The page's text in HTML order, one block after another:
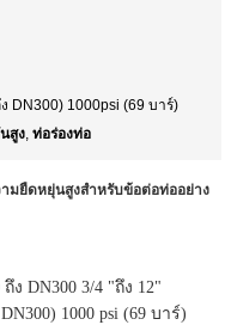
DN300) 1000psi (69 บาร์)
สูง, ท่อร่องท่อ
มยืดหยุ่นสูงสำหรับข้อต่อท่ออย่าง
DN300 3/4 "ถึง 12"
1000 psi (69 บาร์)